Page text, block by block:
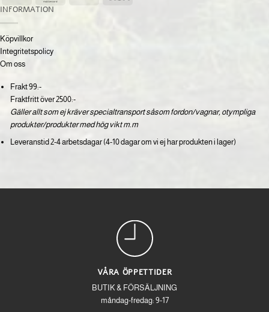
INFORMATION
Köpvillkor
Integritetspolicy
Om oss
Frakt 99:-
Fraktfritt över 2500:-
Gäller allt som ej kräver specialtransport såsom fordon/vagnar, otympliga
produkter/produkter med hög vikt m.m
Leveranstid 2-4 arbetsdagar (4-10 dagar om vi ej har produkten i lager)
VÅRA ÖPPETTIDER
BUTIK & FÖRSÄLJNING
måndag-fredag: 9-17